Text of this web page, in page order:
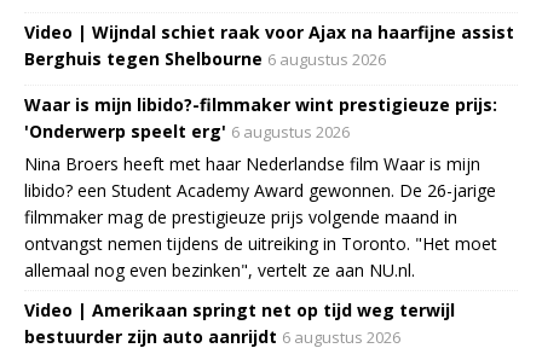
Video | Wijndal schiet raak voor Ajax na haarfijne assist
Berghuis tegen Shelbourne 6 augustus 2026
Waar is mijn libido?-filmmaker wint prestigieuze prijs:
'Onderwerp speelt erg' 6 augustus 2026
Nina Broers heeft met haar Nederlandse film Waar is mijn
libido? een Student Academy Award gewonnen. De 26-jarige
filmmaker mag de prestigieuze prijs volgende maand in
ontvangst nemen tijdens de uitreiking in Toronto. "Het moet
allemaal nog even bezinken", vertelt ze aan NU.nl.
Video | Amerikaan springt net op tijd weg terwijl
bestuurder zijn auto aanrijdt 6 augustus 2026